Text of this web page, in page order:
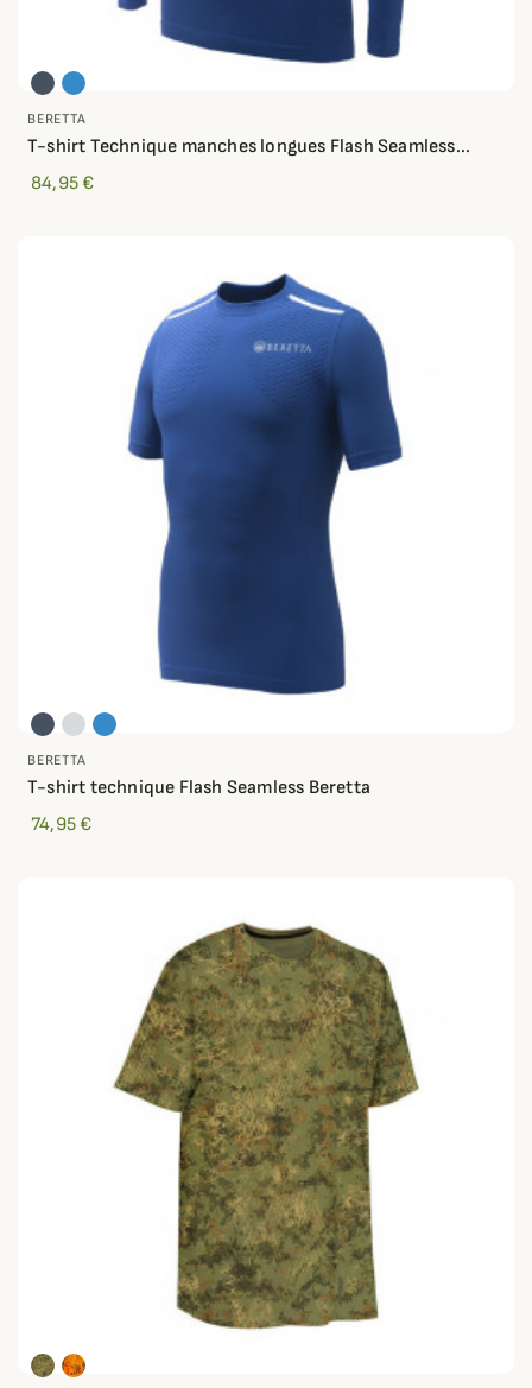
BERETTA
T-shirt Technique manches longues Flash Seamless...
84,95 €
BERETTA
T-shirt technique Flash Seamless Beretta
74,95 €